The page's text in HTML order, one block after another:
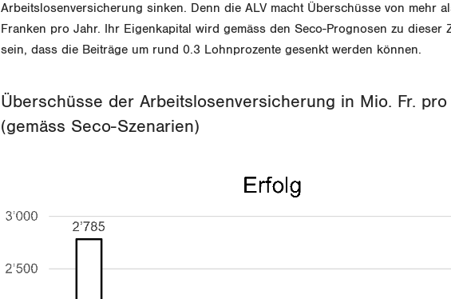
Arbeitslosenversicherung sinken. Denn die ALV macht Überschüsse von mehr
Franken pro Jahr. Ihr Eigenkapital wird gemäss den Seco-Prognosen zu dieser
sein, dass die Beiträge um rund 0.3 Lohnprozente gesenkt werden können.
Überschüsse der Arbeitslosenversicherung in Mio. Fr. pro
(gemäss Seco-Szenarien)